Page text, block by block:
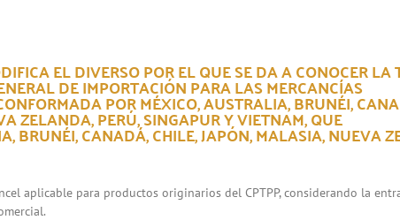
EL DIVERSO POR EL QUE SE DA A CONOCER LA
DE IMPORTACIÓN PARA LAS MERCANCÍAS
POR MÉXICO, AUSTRALIA, BRUNÉI,
ZELANDA, PERÚ, SINGAPUR Y VIETNAM, QUE
BRUNÉI, CANADÁ, CHILE, JAPÓN, MALASIA, NUEVA
aplicable para productos originarios del CPTPP, considerando la